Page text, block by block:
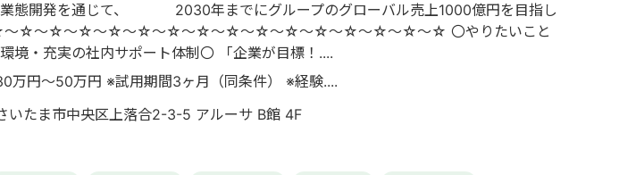
業態開発を通じて、 2030年までにグループのグローバル売上1000億円を目指し
☆～☆～☆～☆～☆～☆～☆～☆～☆～☆～☆～☆～☆～☆～☆～☆ 〇やりたいこと
境・充実の社内サポート体制〇 「企業が目標！....
万円～50万円 ※試用期間3ヶ月（同条件） ※経験....
いたま市中央区上落合2-3-5 アルーサ B館 4F